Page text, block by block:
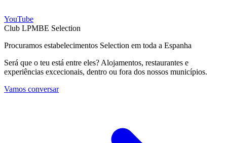
YouTube
Club LPMBE Selection
Procuramos estabelecimentos Selection em toda a Espanha
Será que o teu está entre eles? Alojamentos, restaurantes e
experiências excecionais, dentro ou fora dos nossos municípios.
Vamos conversar